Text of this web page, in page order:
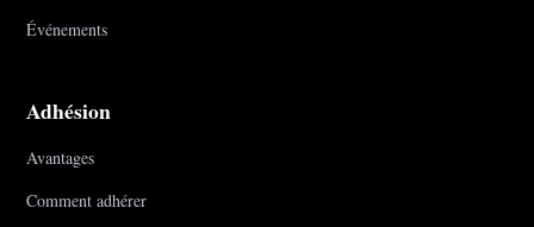
Événements
Adhésion
Avantages
Comment adhérer